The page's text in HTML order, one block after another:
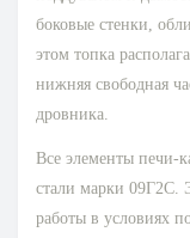
боковые стенки,
этом топка
нижняя свободная
дровника.
Все элементы печи-
стали марки 09Г2С.
работы в условиях